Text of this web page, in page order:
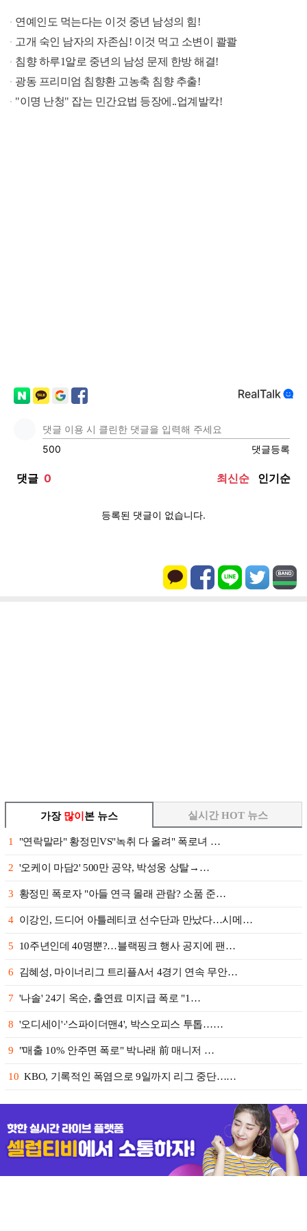
가장 많이 본 뉴스
1 "연락말라" 황정민VS"녹취 다 올려" 폭로녀 …
2 '오케이 마담2' 500만 공약, 박성웅 상탈→…
3 황정민 폭로자 "아들 연극 몰래 관람? 소품 준…
4 이강인, 드디어 아틀레티코 선수단과 만났다…시메…
5 10주년인데 40명뿐?…블랙핑크 행사 공지에 팬…
6 김혜성, 마이너리그 트리플A서 4경기 연속 무안…
7 '나솔' 24기 옥순, 출연료 미지급 폭로 "1…
8 '오디세이'·'스파이더맨4', 박스오피스 투톱……
9 "매출 10% 안주면 폭로" 박나래 前 매니저 …
10 KBO, 기록적인 폭염으로 9일까지 리그 중단……
실시간 HOT 뉴스